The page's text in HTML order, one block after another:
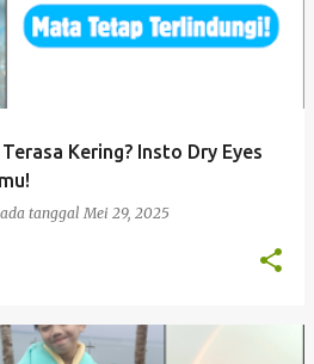
Kering? Insto Dry Eyes
tanggalMei 29, 2025